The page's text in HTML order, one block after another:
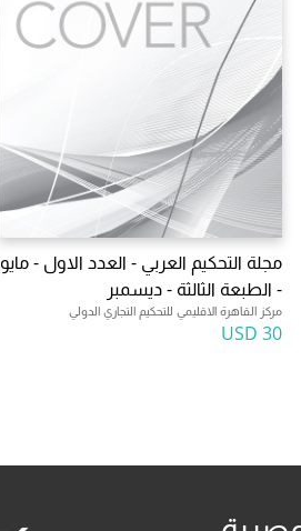
مجلة التحكيم العربي - العدد الاول - مايو
- الطبعة الثالثة - ديسمبر
مركز القاهرة الاقليمي للتحكيم التجاري الدولي
30 USD